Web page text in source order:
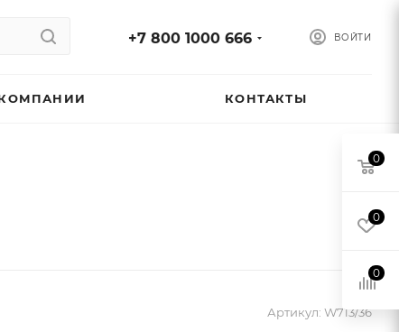
ВОЙТИ
+7 800 1000 666
КОНТАКТЫ
Артикул: W713/36
0
0
0